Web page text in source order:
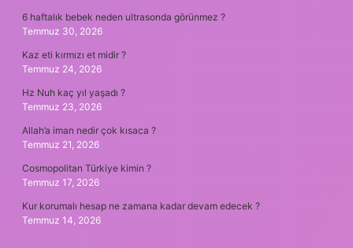
6 haftalık bebek neden ultrasonda görünmez ?
Temmuz 30, 2026
Kaz eti kırmızı et midir ?
Temmuz 24, 2026
Hz Nuh kaç yıl yaşadı ?
Temmuz 23, 2026
Allah’a iman nedir çok kısaca ?
Temmuz 21, 2026
Cosmopolitan Türkiye kimin ?
Temmuz 17, 2026
Kur korumalı hesap ne zamana kadar devam edecek ?
Temmuz 14, 2026